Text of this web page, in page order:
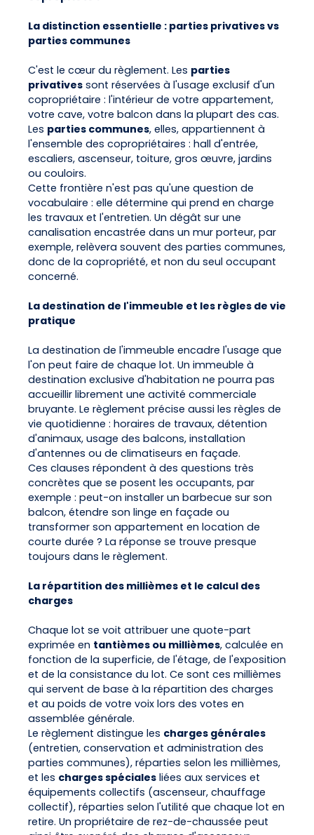
La distinction essentielle : parties privatives vs
parties communes
C'est le cœur du règlement. Les parties
privatives sont réservées à l'usage exclusif d'un
copropriétaire : l'intérieur de votre appartement,
votre cave, votre balcon dans la plupart des cas.
Les parties communes, elles, appartiennent à
l'ensemble des copropriétaires : hall d'entrée,
escaliers, ascenseur, toiture, gros œuvre, jardins
ou couloirs.
Cette frontière n'est pas qu'une question de
vocabulaire : elle détermine qui prend en charge
les travaux et l'entretien. Un dégât sur une
canalisation encastrée dans un mur porteur, par
exemple, relèvera souvent des parties communes,
donc de la copropriété, et non du seul occupant
concerné.
La destination de l'immeuble et les règles de vie
pratique
La destination de l'immeuble encadre l'usage que
l'on peut faire de chaque lot. Un immeuble à
destination exclusive d'habitation ne pourra pas
accueillir librement une activité commerciale
bruyante. Le règlement précise aussi les règles de
vie quotidienne : horaires de travaux, détention
d'animaux, usage des balcons, installation
d'antennes ou de climatiseurs en façade.
Ces clauses répondent à des questions très
concrètes que se posent les occupants, par
exemple : peut-on installer un barbecue sur son
balcon, étendre son linge en façade ou
transformer son appartement en location de
courte durée ? La réponse se trouve presque
toujours dans le règlement.
La répartition des millièmes et le calcul des
charges
Chaque lot se voit attribuer une quote-part
exprimée en tantièmes ou millièmes, calculée en
fonction de la superficie, de l'étage, de l'exposition
et de la consistance du lot. Ce sont ces millièmes
qui servent de base à la répartition des charges
et au poids de votre voix lors des votes en
assemblée générale.
Le règlement distingue les charges générales
(entretien, conservation et administration des
parties communes), réparties selon les millièmes,
et les charges spéciales liées aux services et
équipements collectifs (ascenseur, chauffage
collectif), réparties selon l'utilité que chaque lot en
retire. Un propriétaire de rez-de-chaussée peut